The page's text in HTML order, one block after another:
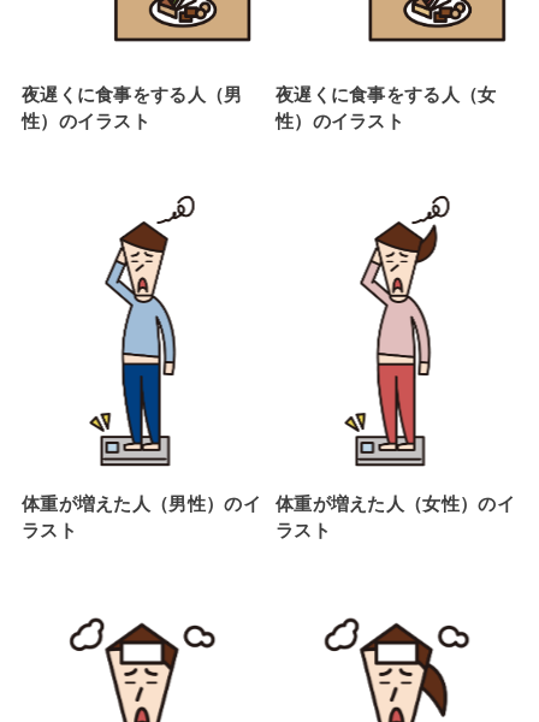
夜遅くに食事をする人（男
性）のイラスト
夜遅くに食事をする人（女
性）のイラスト
体重が増えた人（男性）のイ
ラスト
体重が増えた人（女性）のイ
ラスト